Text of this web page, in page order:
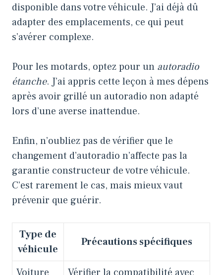
disponible dans votre véhicule. J’ai déjà dû
adapter des emplacements, ce qui peut
s’avérer complexe.
Pour les motards, optez pour un autoradio
étanche. J’ai appris cette leçon à mes dépens
après avoir grillé un autoradio non adapté
lors d’une averse inattendue.
Enfin, n’oubliez pas de vérifier que le
changement d’autoradio n’affecte pas la
garantie constructeur de votre véhicule.
C’est rarement le cas, mais mieux vaut
prévenir que guérir.
Type de
véhicule
Précautions spécifiques